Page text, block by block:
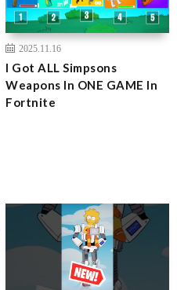
2025.11.16
I Got ALL Simpsons
Weapons In ONE GAME In
Fortnite